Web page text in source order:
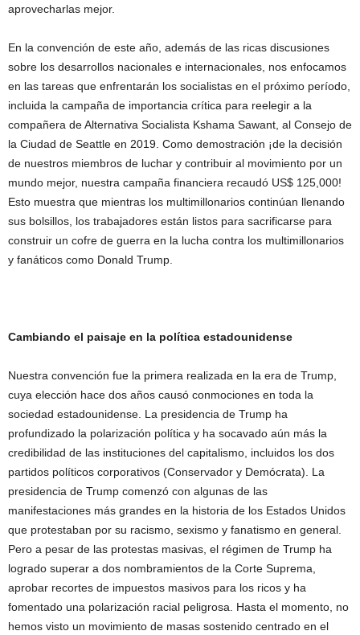
aprovecharlas mejor.
En la convención de este año, además de las ricas discusiones
sobre los desarrollos nacionales e internacionales, nos enfocamos
en las tareas que enfrentarán los socialistas en el próximo período,
incluida la campaña de importancia crítica para reelegir a la
compañera de Alternativa Socialista Kshama Sawant, al Consejo de
la Ciudad de Seattle en 2019. Como demostración ¡de la decisión
de nuestros miembros de luchar y contribuir al movimiento por un
mundo mejor, nuestra campaña financiera recaudó US$ 125,000!
Esto muestra que mientras los multimillonarios continúan llenando
sus bolsillos, los trabajadores están listos para sacrificarse para
construir un cofre de guerra en la lucha contra los multimillonarios
y fanáticos como Donald Trump.
Cambiando el paisaje en la política estadounidense
Nuestra convención fue la primera realizada en la era de Trump,
cuya elección hace dos años causó conmociones en toda la
sociedad estadounidense. La presidencia de Trump ha
profundizado la polarización política y ha socavado aún más la
credibilidad de las instituciones del capitalismo, incluidos los dos
partidos políticos corporativos (Conservador y Demócrata). La
presidencia de Trump comenzó con algunas de las
manifestaciones más grandes en la historia de los Estados Unidos
que protestaban por su racismo, sexismo y fanatismo en general.
Pero a pesar de las protestas masivas, el régimen de Trump ha
logrado superar a dos nombramientos de la Corte Suprema,
aprobar recortes de impuestos masivos para los ricos y ha
fomentado una polarización racial peligrosa. Hasta el momento, no
hemos visto un movimiento de masas sostenido centrado en el